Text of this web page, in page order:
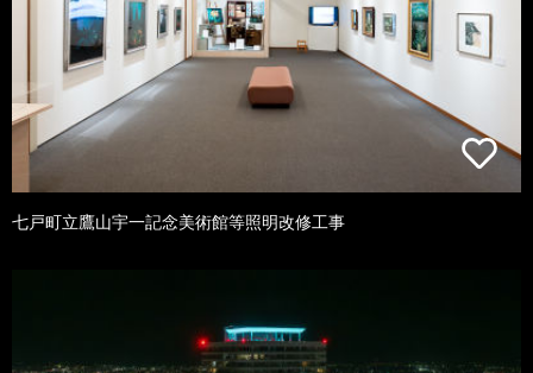
七戸町立鷹山宇一記念美術館等照明改修工事